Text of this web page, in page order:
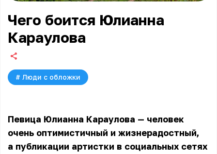
Чего боится Юлианна
Караулова
# Люди с обложки
Певица Юлианна Караулова — человек
очень оптимистичный и жизнерадостный,
а публикации артистки в социальных сетях